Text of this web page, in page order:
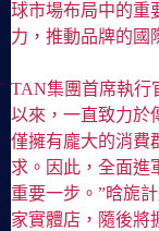
球市場布局中的重
力，推動品牌的國
TAN集團首席執行
以來，一直致力於
僅擁有龐大的消費
求。因此，全面進
重要一步。”晗旎
家實體店，隨後將